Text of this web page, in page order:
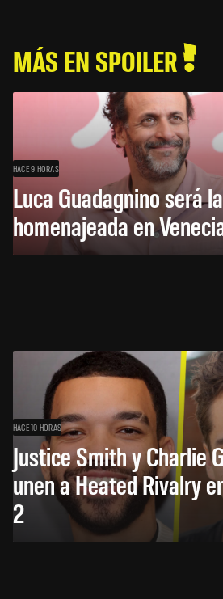
MÁS EN SPOILER
HACE 9 HORAS
Luca Guadagnino será
homenajeada en
HACE 10 HORAS
Justice Smith y Charlie
unen a Heated Rivalry
2